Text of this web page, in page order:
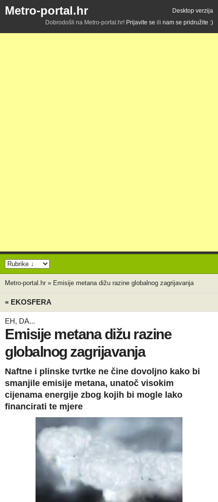
Metro-portal.hr
Desktop verzija
Dobrodošli na Metro-portal.hr! Prijavite se ili nam se pridružite :)
Metro-portal.hr » Emisije metana dižu razine globalnog zagrijavanja
« EKOSFERA
EH, DA...
Emisije metana dižu razine
globalnog zagrijavanja
Naftne i plinske tvrtke ne čine dovoljno kako bi
smanjile emisije metana, unatoč visokim
cijenama energije zbog kojih bi mogle lako
financirati te mjere